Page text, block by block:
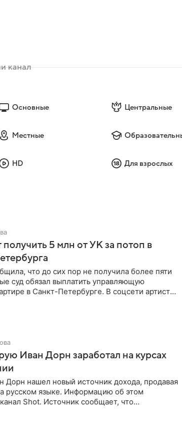
Основные Центральные
Местные
HD Для взрослых
5 млн от УК за потоп в
что до сих пор не получила более пяти
суд обязал выплатить управляющую
в Санкт-Петербурге. В соцсети артистка
Иван Дорн заработал на курсах
Дорн нашел новый источник дохода, продавая
русском языке. Информацию об этом
Shot. Источник сообщает, что